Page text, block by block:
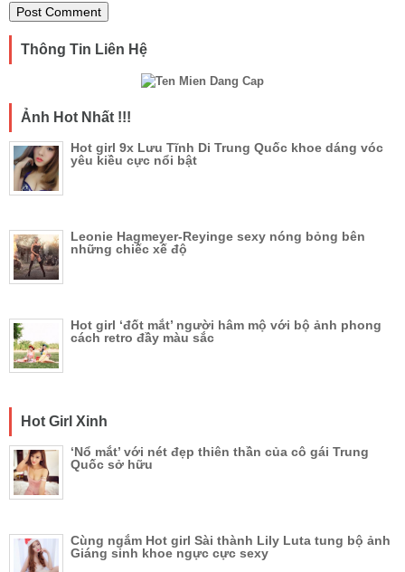
Thông Tin Liên Hệ
Ảnh Hot Nhất !!!
Hot girl 9x Lưu Tĩnh Di Trung Quốc khoe dáng vóc
yêu kiều cực nổi bật
Leonie Hagmeyer-Reyinge sexy nóng bỏng bên
những chiếc xế độ
Hot girl ‘đốt mắt’ người hâm mộ với bộ ảnh phong
cách retro đầy màu sắc
Hot Girl Xinh
‘Nổ mắt’ với nét đẹp thiên thần của cô gái Trung
Quốc sở hữu
Cùng ngắm Hot girl Sài thành Lily Luta tung bộ ảnh
Giáng sinh khoe ngực cực sexy